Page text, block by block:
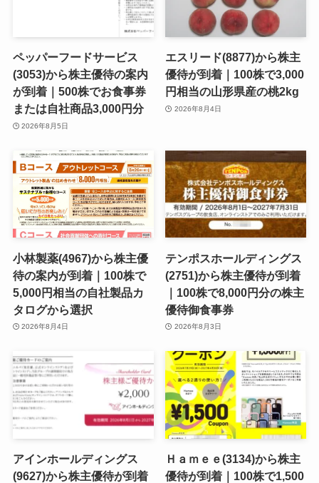
ペッパーフードサービス
(3053)から株主優待の案内
が到着｜500株でお食事券
または自社商品3,000円分
2026年8月5日
エスリード(8877)から株主
優待が到着｜100株で3,000
円相当の山形県産の桃2kg
2026年8月4日
小林製薬(4967)から株主優
待の案内が到着｜100株で
5,000円相当の自社製品カ
タログから選択
2026年8月4日
テンポスホールディングス
(2751)から株主優待が到着
｜100株で8,000円分の株主
優待御食事券
2026年8月3日
アインホールディングス
(9627)から株主優待が到着
Ｈａｍｅｅ(3134)から株主
優待が到着｜100株で1,500